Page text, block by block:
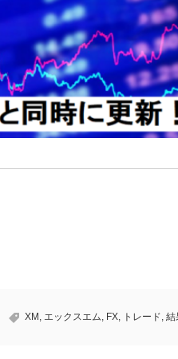
XM , エックスエム, FX, トレード, 結